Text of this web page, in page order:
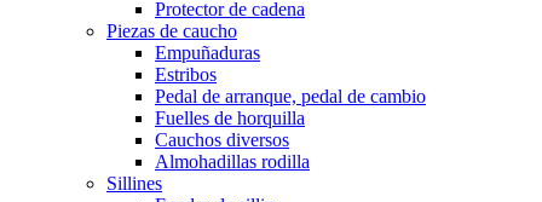
Protector de cadena
Piezas de caucho
Empuñaduras
Estribos
Pedal de arranque, pedal de cambio
Fuelles de horquilla
Cauchos diversos
Almohadillas rodilla
Sillines